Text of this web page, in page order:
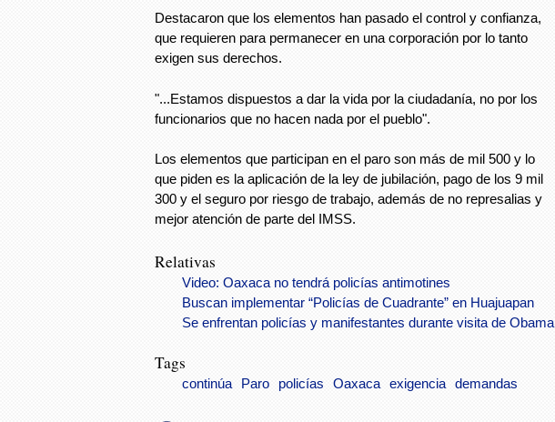
Destacaron que los elementos han pasado el control y confianza,
que requieren para permanecer en una corporación por lo tanto
exigen sus derechos.
"...Estamos dispuestos a dar la vida por la ciudadanía, no por los
funcionarios que no hacen nada por el pueblo".
Los elementos que participan en el paro son más de mil 500 y lo
que piden es la aplicación de la ley de jubilación, pago de los 9 mil
300 y el seguro por riesgo de trabajo, además de no represalias y
mejor atención de parte del IMSS.
Relativas
Video: Oaxaca no tendrá policías antimotines
Buscan implementar “Policías de Cuadrante” en Huajuapan
Se enfrentan policías y manifestantes durante visita de Obama
Tags
continúa Paro policías Oaxaca exigencia demandas